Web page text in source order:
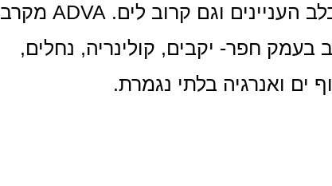
שקט אך מרכזי – גם בלב העניינים וגם קרוב לים. ADVA מקרב
חפר- יקבים, קולינריה, נחלים,
ים ואנרגיה בלתי נגמרת.